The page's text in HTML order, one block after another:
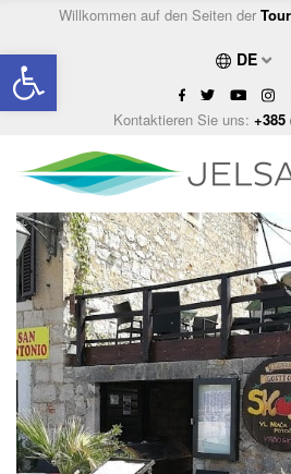
Open toolbar
Willkommen auf den Seiten der
DE
Kontaktieren Sie uns: +385